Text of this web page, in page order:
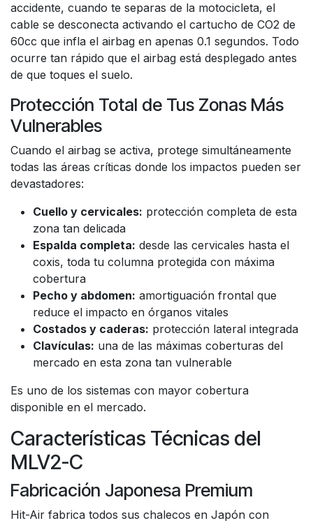
accidente, cuando te separas de la motocicleta, el
cable se desconecta activando el cartucho de CO2 de
60cc que infla el airbag en apenas 0.1 segundos. Todo
ocurre tan rápido que el airbag está desplegado antes
de que toques el suelo.
Protección Total de Tus Zonas Más
Vulnerables
Cuando el airbag se activa, protege simultáneamente
todas las áreas críticas donde los impactos pueden ser
devastadores:
Cuello y cervicales: protección completa de esta
zona tan delicada
Espalda completa: desde las cervicales hasta el
coxis, toda tu columna protegida con máxima
cobertura
Pecho y abdomen: amortiguación frontal que
reduce el impacto en órganos vitales
Costados y caderas: protección lateral integrada
Clavículas: una de las máximas coberturas del
mercado en esta zona tan vulnerable
Es uno de los sistemas con mayor cobertura
disponible en el mercado.
Características Técnicas del
MLV2-C
Fabricación Japonesa Premium
Hit-Air fabrica todos sus chalecos en Japón con